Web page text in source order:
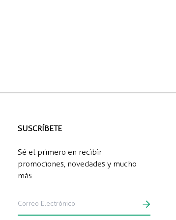
SUSCRÍBETE
Sé el primero en recibir
promociones, novedades y mucho
más.